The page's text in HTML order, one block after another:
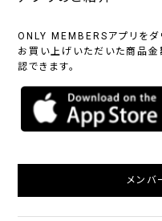
ONLY MEMBERSアプリをダ
お買い上げいただいた商品金
認できます。
メンバ